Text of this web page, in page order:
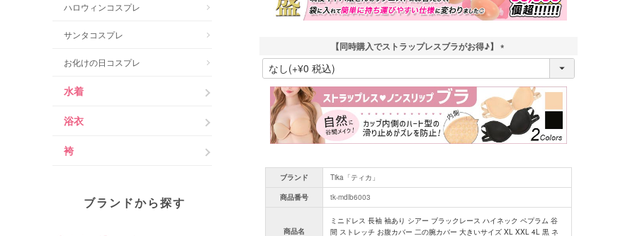
ハロウィンコスプレ
サンタコスプレ
お化けの日コスプレ
水着
浴衣
袴
ブランドから探す
【同時購入でストラップレスブラがお得♪】
(
必
須
)
ブランド
Tika「ティカ」
商品番号
tk-mdlb6003
商品名
ミニドレス 長袖 袖あり シアー ブラックレース ハイネック ペプラム 谷
間 ストレッチ お腹カバー 二の腕カバー 大きいサイズ XL XXL 4L 黒 ネ